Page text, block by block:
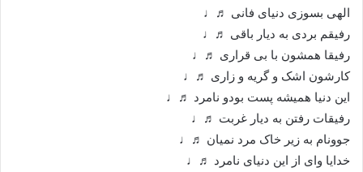
الهی بسوزی دنیای فانی ♬♩
رفیقم بردی به دیار باقی ♬♩
رفیقا همشون با بی قراری ♬♩
کارشون اشک و گریه و زاری ♬♩
این دنیا همیشه پست بودو نامرد ♬♩
رفیقات رفتن به دیار غربت ♬♩
جوونام به زیر خاک مرد نمیان ♬♩
خدایا وای از این دنیای نامرد ♬♩